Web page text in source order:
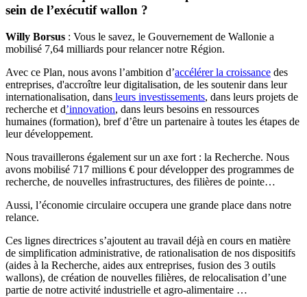
sein de l’exécutif wallon ?
Willy Borsus : Vous le savez, le Gouvernement de Wallonie a
mobilisé 7,64 milliards pour relancer notre Région.
Avec ce Plan, nous avons l’ambition d’accélérer la croissance des
entreprises, d'accroître leur digitalisation, de les soutenir dans leur
internationalisation, dans leurs investissements, dans leurs projets de
recherche et d’innovation, dans leurs besoins en ressources
humaines (formation), bref d’être un partenaire à toutes les étapes de
leur développement.
Nous travaillerons également sur un axe fort : la Recherche. Nous
avons mobilisé 717 millions € pour développer des programmes de
recherche, de nouvelles infrastructures, des filières de pointe…
Aussi, l’économie circulaire occupera une grande place dans notre
relance.
Ces lignes directrices s’ajoutent au travail déjà en cours en matière
de simplification administrative, de rationalisation de nos dispositifs
(aides à la Recherche, aides aux entreprises, fusion des 3 outils
wallons), de création de nouvelles filières, de relocalisation d’une
partie de notre activité industrielle et agro-alimentaire …